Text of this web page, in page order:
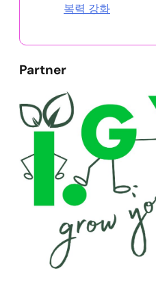
복력 강화
Partner